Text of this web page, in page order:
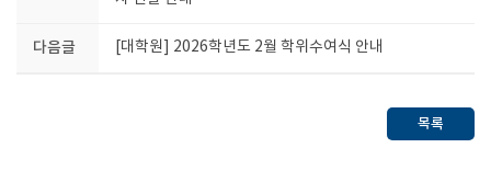
다음글 [대학원] 2026학년도 2월 학위수여식 안내
목록